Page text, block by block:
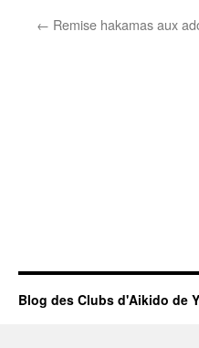
← Remise hakamas aux
Blog des Clubs d'Aikido de